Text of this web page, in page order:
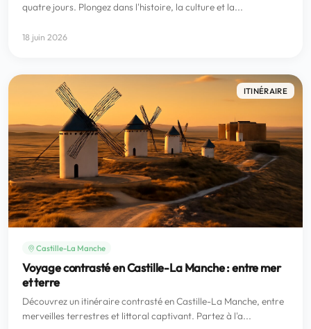
quatre jours. Plongez dans l'histoire, la culture et la...
18 juin 2026
ITINÉRAIRE
Castille-La Manche
Voyage contrasté en Castille-La Manche : entre mer
et terre
Découvrez un itinéraire contrasté en Castille-La Manche, entre
merveilles terrestres et littoral captivant. Partez à l'a...